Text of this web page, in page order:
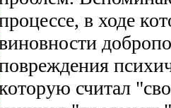
в ходе
считал